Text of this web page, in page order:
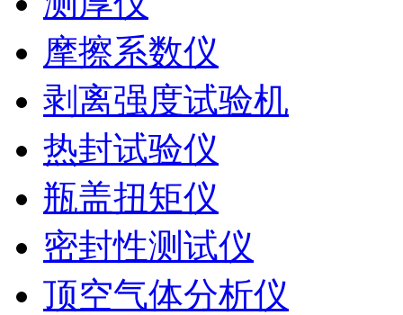
摩擦系数仪
剥离强度试验机
热封试验仪
瓶盖扭矩仪
密封性测试仪
顶空气体分析仪